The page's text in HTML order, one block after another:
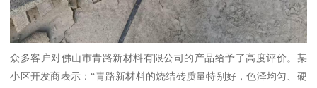
众多客户对佛山市青路新材料有限公司的产品给予了高度评价。某
小区开发商表示：“青路新材料的烧结砖质量特别好，色泽均匀、硬